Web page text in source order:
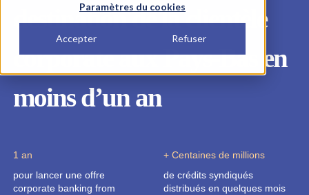
Paramètres du cookies
Accepter Refuser
destination de la clientèle
corporate aux Pays-Bas en
moins d’un an
1 an
pour lancer une offre
corporate banking from
+ Centaines de millions
de crédits syndiqués
distribués en quelques mois